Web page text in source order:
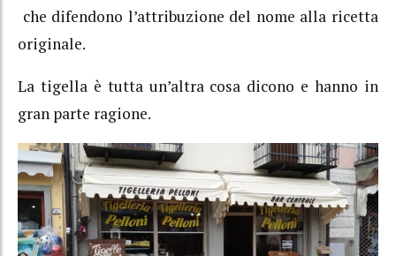
che difendono l’attribuzione del nome alla ricetta
originale.
La tigella è tutta un’altra cosa dicono e hanno in
gran parte ragione.